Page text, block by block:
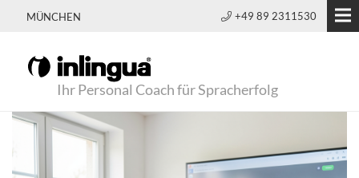
MÜNCHEN +49 89 2311530
Ihr Personal Coach für Spracherfolg